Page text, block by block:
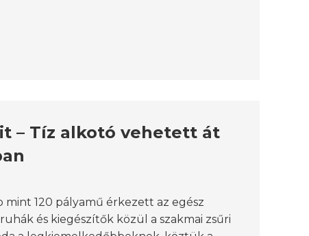
– Tíz alkotó vehetett át
mint 120 pályamű érkezett az egész
és kiegészítők közül a szakmai zsűri